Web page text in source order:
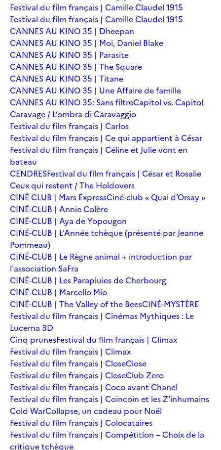
Festival du film français | Camille Claudel 1915
Festival du film français | Camille Claudel 1915
CANNES AU KINO 35 | Dheepan
CANNES AU KINO 35 | Moi, Daniel Blake
CANNES AU KINO 35 | Parasite
CANNES AU KINO 35 | The Square
CANNES AU KINO 35 | Titane
CANNES AU KINO 35 | Une Affaire de famille
CANNES AU KINO 35: Sans filtreCapitol vs. Capitol
Caravage / L’ombra di Caravaggio
Festival du film français | Carlos
Festival du film français | Ce qui appartient à César
Festival du film français | Céline et Julie vont en
bateau
CENDRESFestival du film français | César et Rosalie
Ceux qui restent / The Holdovers
CINÉ CLUB | Mars ExpressCiné-club « Quai d’Orsay »
CINÉ-CLUB | Annie Colère
CINÉ-CLUB | Aya de Yopougon
CINÉ-CLUB | L'Année tchèque (présenté par Jeanne
Pommeau)
CINÉ-CLUB | Le Règne animal + introduction par
l'association SaFra
CINÉ-CLUB | Les Parapluies de Cherbourg
CINÉ-CLUB | Marcello Mio
CINÉ-CLUB | The Valley of the BeesCINÉ-MYSTÈRE
Festival du film français | Cinémas Mythiques : Le
Lucerna 3D
Cinq prunesFestival du film français | Climax
Festival du film français | Climax
Festival du film français | CloseClose
Festival du film français | CloseClub Zero
Festival du film français | Coco avant Chanel
Festival du film français | Coincoin et les Z'inhumains
Cold WarCollapse, un cadeau pour Noël
Festival du film français | Colocataires
Festival du film français | Compétition – Choix de la
critique tchèque